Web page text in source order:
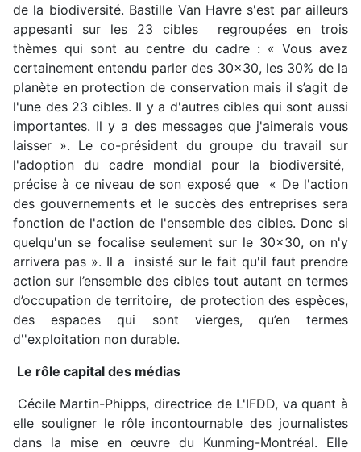
de la biodiversité. Bastille Van Havre s'est par ailleurs
appesanti sur les 23 cibles regroupées en trois
thèmes qui sont au centre du cadre : « Vous avez
certainement entendu parler des 30×30, les 30% de la
planète en protection de conservation mais il s’agit de
l'une des 23 cibles. Il y a d'autres cibles qui sont aussi
importantes. Il y a des messages que j'aimerais vous
laisser ». Le co-président du groupe du travail sur
l'adoption du cadre mondial pour la biodiversité,
précise à ce niveau de son exposé que « De l'action
des gouvernements et le succès des entreprises sera
fonction de l'action de l'ensemble des cibles. Donc si
quelqu'un se focalise seulement sur le 30x30, on n'y
arrivera pas ». Il a insisté sur le fait qu'il faut prendre
action sur l’ensemble des cibles tout autant en termes
d’occupation de territoire, de protection des espèces,
des espaces qui sont vierges, qu’en termes
d''exploitation non durable.
Le rôle capital des médias
Cécile Martin-Phipps, directrice de L'IFDD, va quant à
elle souligner le rôle incontournable des journalistes
dans la mise en œuvre du Kunming-Montréal. Elle